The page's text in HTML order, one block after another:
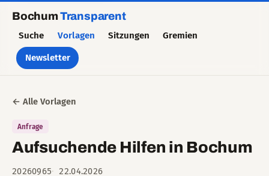
BochumTransparent
Suche Vorlagen Sitzungen Gremien
Newsletter
← Alle Vorlagen
Anfrage
Aufsuchende Hilfen in Bochum
20260965 22.04.2026